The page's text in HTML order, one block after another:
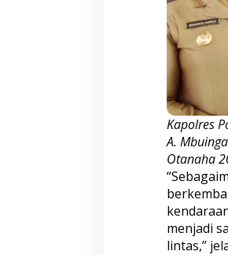
Kapolres
A.
Otanaha
menjadi
lintas,”